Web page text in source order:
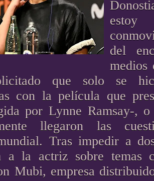
estoy
del
medios
que solo se
con la película que
por Lynne Ramsay-, o
llegaron las
Tras impedir a
a la actriz sobre temas
Mubi, empresa